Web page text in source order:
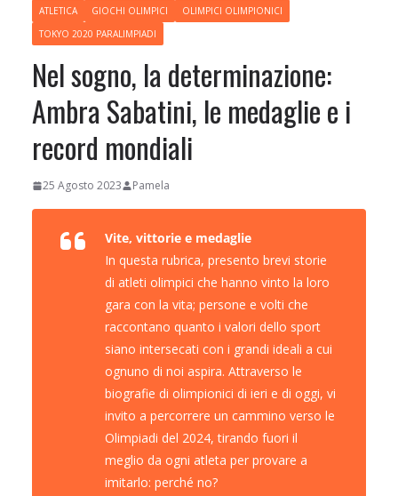
ATLETICA GIOCHI OLIMPICI
OLIMPICI OLIMPIONICI
TOKYO 2020 PARALIMPIADI
Nel sogno, la determinazione:
Ambra Sabatini, le medaglie e i
record mondiali
25 Agosto 2023 Pamela
Vite, vittorie e medaglie
In questa rubrica, presento brevi storie
di atleti olimpici che hanno vinto la loro
gara con la vita; persone e volti che
raccontano quanto i valori dello sport
siano intersecati con i grandi ideali a cui
ognuno di noi aspira. Attraverso le
biografie di olimpionici di ieri e di oggi, vi
invito a percorrere un cammino verso le
Olimpiadi del 2024, tirando fuori il
meglio da ogni atleta per provare a
imitarlo: perché no?